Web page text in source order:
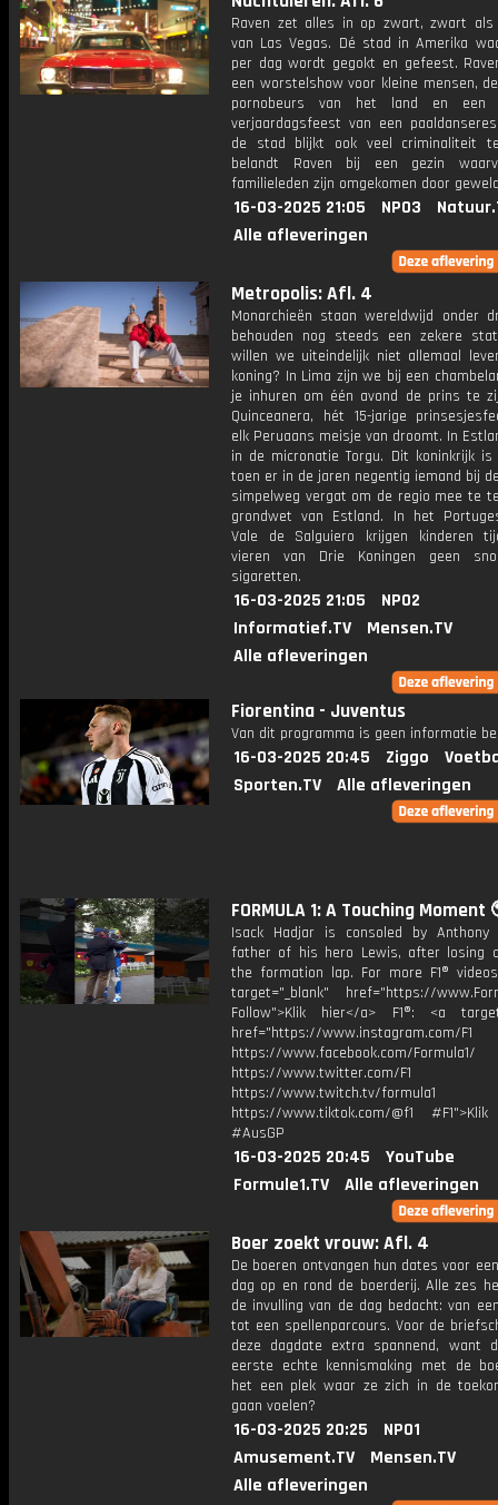
Raven zet alles in op zwart, zwart
van Las Vegas. Dé stad in Amerika
per dag wordt gegokt en gefeest.
een worstelshow voor kleine mensen,
pornobeurs van het land en een
verjaardagsfeest van een
de stad blijkt ook veel criminaliteit
belandt Raven bij een gezin
familieleden zijn omgekomen door
16-03-2025 21:05 NPO3
Alle afleveringen
Metropolis: Afl. 4
Monarchieën staan wereldwijd onder
behouden nog steeds een zekere
willen we uiteindelijk niet allemaal
koning? In Lima zijn we bij een
je inhuren om één avond de prins te
Quinceanera, hét 15-jarige
elk Peruaans meisje van droomt. In
in de micronatie Torgu. Dit koninkrijk is
toen er in de jaren negentig iemand bij
simpelweg vergat om de regio mee te
grondwet van Estland. In het
Vale de Salguiero krijgen kinderen
vieren van Drie Koningen geen
sigaretten.
16-03-2025 21:05
NPO2
Informatief.TV
Mensen.TV
Alle afleveringen
Fiorentina - Juventus
Van dit programma is geen informatie
16-03-2025 20:45 Ziggo
Sporten.TV
Alle afleveringen
FORMULA 1: A Touching Moment
Isack Hadjar is consoled by Anthony
father of his hero Lewis, after losing
the formation lap. For more F1®
target="_blank" href="https://
Follow">Klik hier</a> F1®: <a
href="https://www.instagram.com/F1
https://www.facebook.com/Formula1/
https://www.twitter.com/F1
https://www.twitch.tv/formula1
https://www.tiktok.com/@f1
#AusGP
16-03-2025 20:45
YouTube
Formule1.TV
Alle afleveringen
Boer zoekt vrouw: Afl. 4
De boeren ontvangen hun dates voor
dag op en rond de boerderij. Alle zes
de invulling van de dag bedacht: van
tot een spellenparcours. Voor de
deze dagdate extra spannend, want
eerste echte kennismaking met de
het een plek waar ze zich in de
gaan voelen?
16-03-2025 20:25
NPO1
Amusement.TV
Mensen.TV
Alle afleveringen